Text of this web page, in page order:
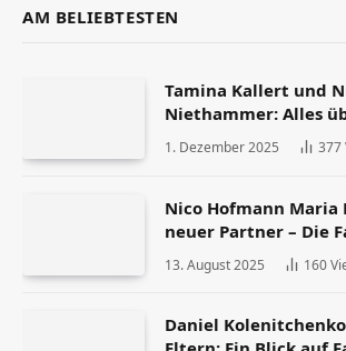
AM BELIEBTESTEN
Tamina Kallert und
Niethammer: Alles
Scheidung und ihr
1. Dezember 2025 377
Nico Hofmann
neuer Partner – Die
13. August 2025 160
Daniel